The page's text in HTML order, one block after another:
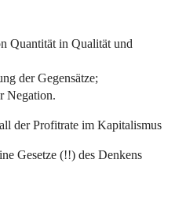
Quantität in Qualität und
der Gegensätze;
Negation.
der Profitrate im Kapitalismus
Gesetze (!!) des Denkens